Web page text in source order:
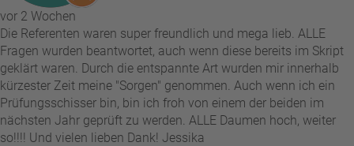
vor 2 Wochen
Die Referenten waren super freundlich und mega lieb. ALLE
Fragen wurden beantwortet, auch wenn diese bereits im Skript
geklärt waren. Durch die entspannte Art wurden mir innerhalb
kürzester Zeit meine "Sorgen" genommen. Auch wenn ich ein
Prüfungsschisser bin, bin ich froh von einem der beiden im
nächsten Jahr geprüft zu werden. ALLE Daumen hoch, weiter
so!!!! Und vielen lieben Dank! Jessika